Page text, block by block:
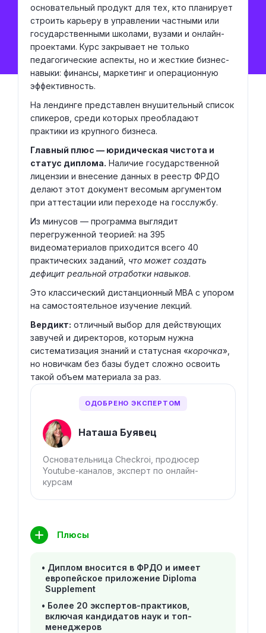
основательный продукт для тех, кто планирует
строить карьеру в управлении частными или
государственными школами, вузами и онлайн-
проектами. Курс закрывает не только
педагогические аспекты, но и жесткие бизнес-
навыки: финансы, маркетинг и операционную
эффективность.
На лендинге представлен внушительный список
спикеров, среди которых преобладают
практики из крупного бизнеса.
Главный плюс — юридическая чистота и
статус диплома. Наличие государственной
лицензии и внесение данных в реестр ФРДО
делают этот документ весомым аргументом
при аттестации или переходе на госслужбу.
Из минусов — программа выглядит
перегруженной теорией: на 395
видеоматериалов приходится всего 40
практических заданий, что может создать
дефицит реальной отработки навыков.
Это классический дистанционный MBA с упором
на самостоятельное изучение лекций.
Вердикт: отличный выбор для действующих
завучей и директоров, которым нужна
систематизация знаний и статусная «корочка»,
но новичкам без базы будет сложно освоить
такой объем материала за раз.
ОДОБРЕНО ЭКСПЕРТОМ
Наташа Буявец
Основательница Checkroi, продюсер
Youtube-каналов, эксперт по онлайн-
курсам
Плюсы
Диплом вносится в ФРДО и имеет
европейское приложение Diploma
Supplement
Более 20 экспертов-практиков,
включая кандидатов наук и топ-
менеджеров